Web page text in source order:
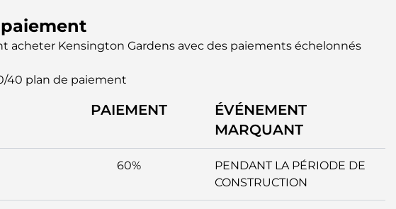
acheter Kensington Gardens avec des paiements échelonnés
40 plan de paiement
PAIEMENT
ÉVÉNEMENT
MARQUANT
60%
PENDANT LA PÉRIODE DE
CONSTRUCTION